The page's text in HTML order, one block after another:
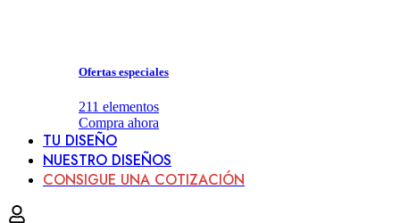
Ofertas especiales
211 elementos
Compra ahora
TU DISEÑO
NUESTRO DISEÑOS
CONSIGUE UNA COTIZACIÓN